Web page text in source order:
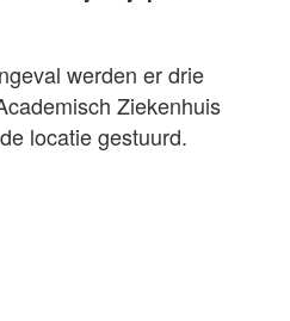
werden er drie
Ziekenhuis
locatie gestuurd.